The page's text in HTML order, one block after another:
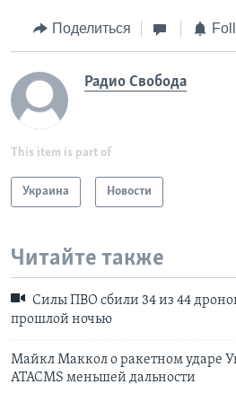
Поделиться
Радио Свобода
This item is part of
Украина Новости
Читайте также
Силы ПВО сбили 34 из 44
прошлой ночью
Майкл Маккол о ракетном ударе
ATACMS меньшей дальности